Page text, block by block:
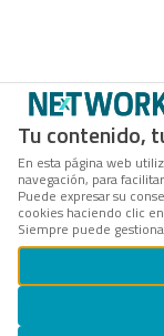
Tu contenido,
En esta página web
navegación, para
Puede expresar su
cookies haciendo clic en
Siempre puede